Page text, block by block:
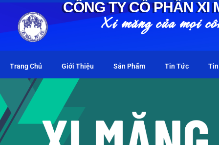
CÔNG TY CỔ PHẦN XI
Xi măng của mọi
Trang Chủ Giới Thiệu Sản Phẩm Tin Tức